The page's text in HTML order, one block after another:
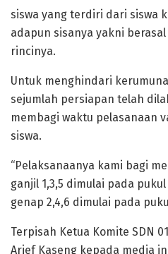
siswa yang terdiri dari siswa
adapun sisanya yakni berasal
rincinya.
Untuk menghindari
sejumlah persiapan telah
membagi waktu pelasanaan
siswa.
“Pelaksanaanya kami bagi
ganjil 1,3,5 dimulai pada
genap 2,4,6 dimulai pada
Terpisah Ketua Komite SDN
Arief Kaseng kepada media